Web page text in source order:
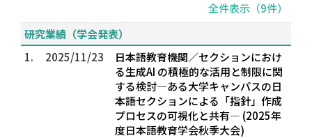
全件表示（9件）
研究業績（学会発表）
1.
2025/11/23
日本語教育機関／セクションにおけ
る生成AI の積極的な活用と制限に関
する検討―ある大学キャンパスの日
本語セクションによる「指針」作成
プロセスの可視化と共有― (2025年
度日本語教育学会秋季大会)